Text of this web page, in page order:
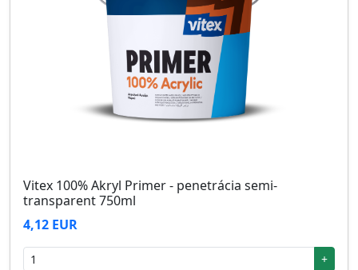
Vitex 100% Akryl Primer - penetrácia semi-
transparent 750ml
4,12 EUR
+